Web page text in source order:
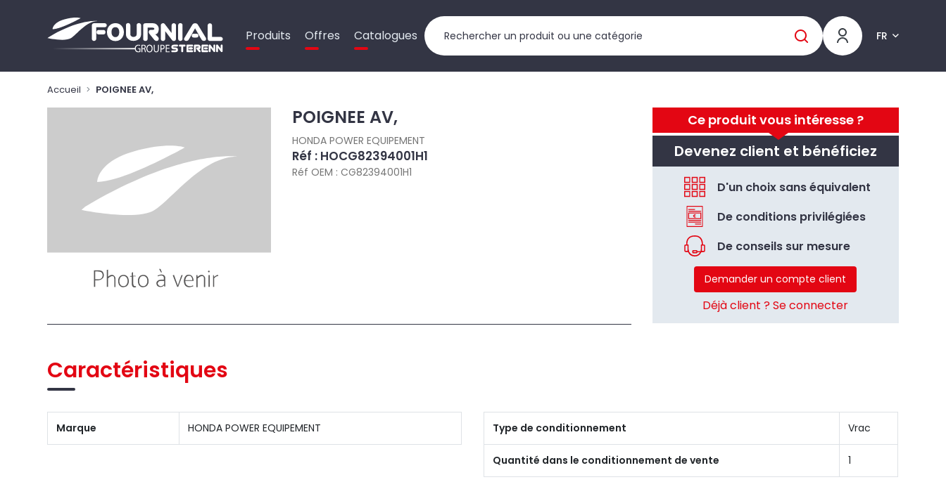
Produits Offres Catalogues FR
Accueil POIGNEE AV,
Ce produit vous intéresse ?
Devenez client et bénéficiez
D'un choix sans équivalent
De conditions privilégiées
De conseils sur mesure
Demander un compte client
Déjà client ? Se connecter
POIGNEE AV,
HONDA POWER EQUIPEMENT
Réf : HOCG82394001H1
Réf OEM : CG82394001H1
Caractéristiques
Marque HONDA POWER EQUIPEMENT Type de conditionnement Vrac
Quantité dans le conditionnement de vente 1